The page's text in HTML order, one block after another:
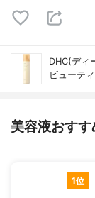
DHC(ディ
ビューテ
美容液おす
1位